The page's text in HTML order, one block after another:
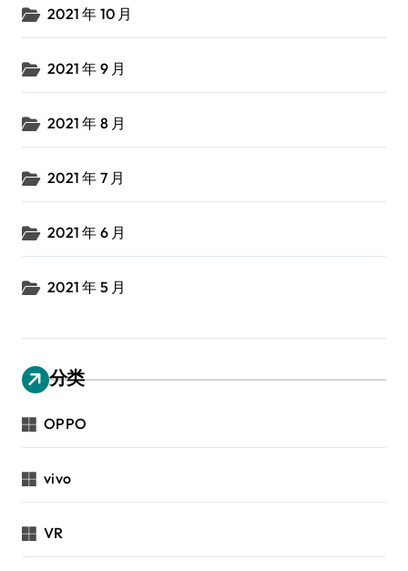
2021 年 10 月
2021 年 9 月
2021 年 8 月
2021 年 7 月
2021 年 6 月
2021 年 5 月
分类
OPPO
vivo
VR